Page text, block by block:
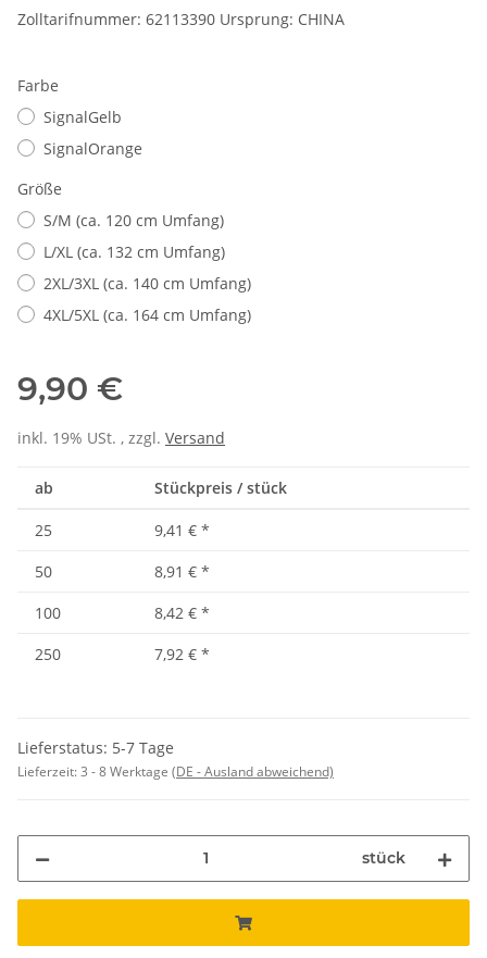
Zolltarifnummer: 62113390 Ursprung: CHINA
Farbe
SignalGelb
SignalOrange
Größe
S/M (ca. 120 cm Umfang)
L/XL (ca. 132 cm Umfang)
2XL/3XL (ca. 140 cm Umfang)
4XL/5XL (ca. 164 cm Umfang)
9,90 €
inkl. 19% USt. , zzgl. Versand
ab Stückpreis / stück
25 9,41 € *
50
8,91 € *
100
8,42 € *
250
7,92 € *
Lieferstatus: 5-7 Tage
Lieferzeit:3 - 8 Werktage (DE - Ausland abweichend)
stück